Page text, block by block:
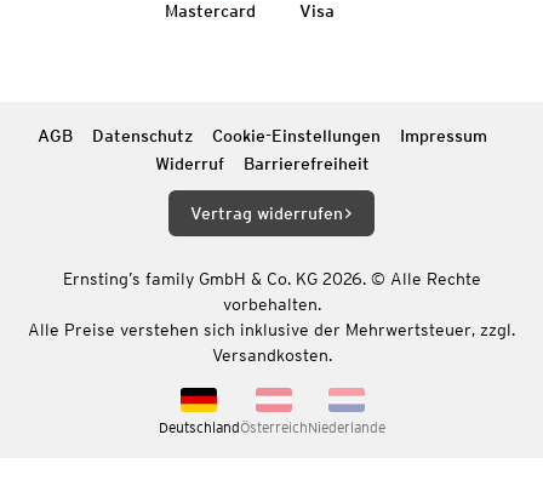
Mastercard Visa
AGB Datenschutz Cookie-Einstellungen
Impressum
Widerruf
Barrierefreiheit
Vertrag widerrufen
Ernsting’s family GmbH & Co. KG 2026. © Alle Rechte
vorbehalten.
Alle Preise verstehen sich inklusive der Mehrwertsteuer, zzgl.
Versandkosten.
DeutschlandÖsterreichNiederlande